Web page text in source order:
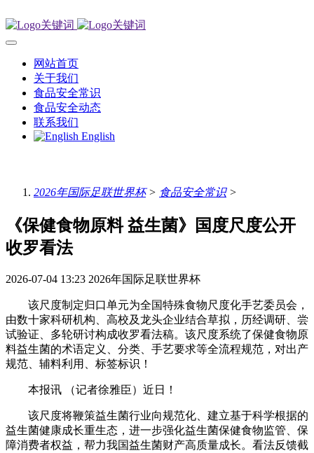
网站首页
关于我们
食品安全常识
食品安全动态
联系我们
English
2026年国际足联世界杯> 食品安全常识>
《保健食物原料 益生菌》国度尺度公开
收罗看法
2026-07-04 13:23 2026年国际足联世界杯
该尺度制定归口单元为全国特殊食物尺度化手艺委员会，
由数十家科研机构、高校及龙头企业结合草拟，历经调研、尝
试验证、多轮研讨构成收罗看法稿。该尺度系统了保健食物原
料益生菌的术语定义、分类、手艺要求等全流程规范，对出产
规范、辅料利用、标签标识！
本报讯 （记者徐雅臣）近日！
该尺度将鞭策益生菌行业向规范化、建立基于科学根据的
益生菌健康成长重生态，进一步强化益生菌保健食物监管、保
障消费者权益，帮力我国益生菌财产高质量成长。看法反馈截